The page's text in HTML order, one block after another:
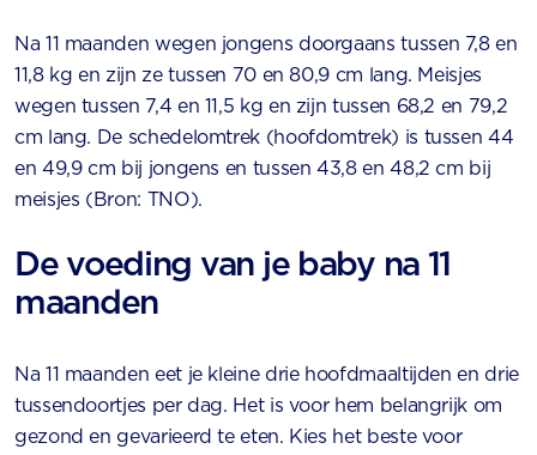
Na 11 maanden wegen jongens doorgaans tussen 7,8 en
11,8 kg en zijn ze tussen 70 en 80,9 cm lang. Meisjes
wegen tussen 7,4 en 11,5 kg en zijn tussen 68,2 en 79,2
cm lang. De schedelomtrek (hoofdomtrek) is tussen 44
en 49,9 cm bij jongens en tussen 43,8 en 48,2 cm bij
meisjes (Bron: TNO).
De voeding van je baby na 11
maanden
Na 11 maanden eet je kleine drie hoofdmaaltijden en drie
tussendoortjes per dag. Het is voor hem belangrijk om
gezond en gevarieerd te eten. Kies het beste voor